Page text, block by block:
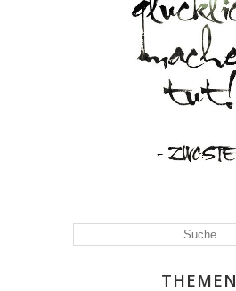
THEMEN